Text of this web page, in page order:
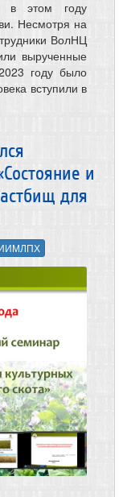
в этом году
Несмотря на
ВолНЦ
вырученные
году было
вступили в
и
для